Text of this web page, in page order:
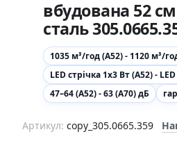
вбудована 52
сталь
1035 м³/год (А52) - 1120 м³/
LED стрічка 1х3 Вт (А52) -
47–64 (А52) - 63 (А70) дБ
Артикул: copy_305.0665.359